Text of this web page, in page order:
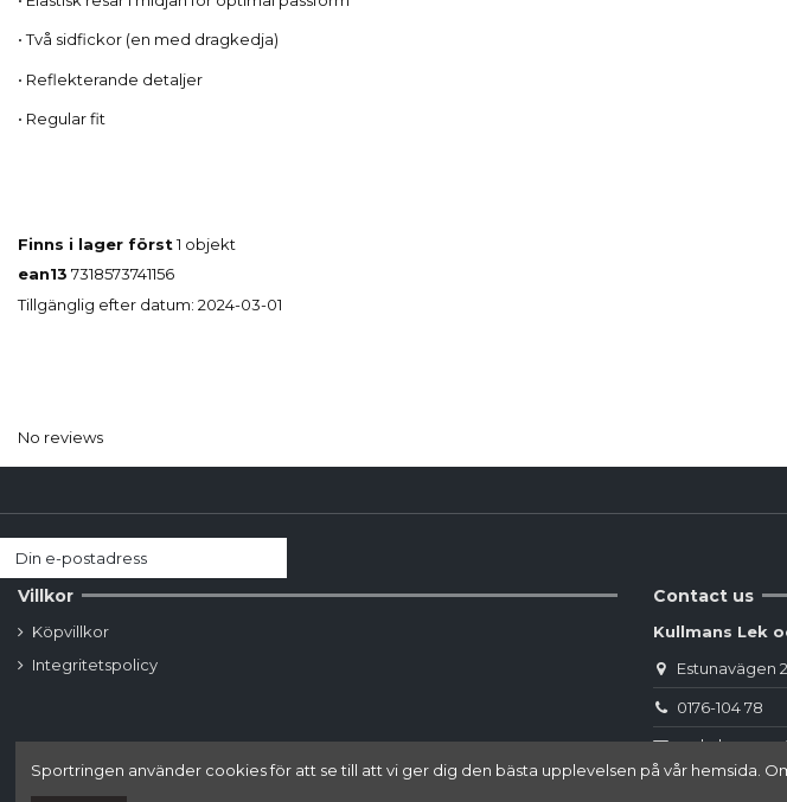
• Två sidfickor (en med dragkedja)
• Reflekterande detaljer
• Regular fit
Finns i lager först1 objekt
ean13 7318573741156
Tillgänglig efter datum: 2024-03-01
No reviews
Villkor
Köpvillkor
Integritetspolicy
Contact us
Kullmans Lek
Estunavägen
0176-104 78
Sportringen använder cookies för att se till att vi ger dig den bästa upplevelsen på vår hemsida.